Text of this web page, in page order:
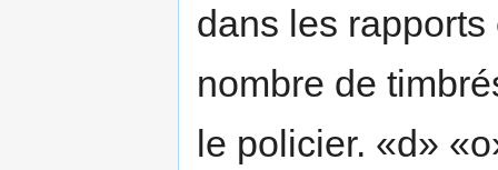
dans les
nombre de
le policier. «d»